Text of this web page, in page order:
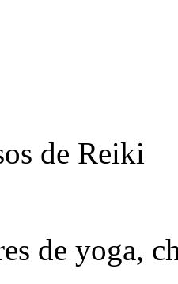
de Reiki
de yoga,